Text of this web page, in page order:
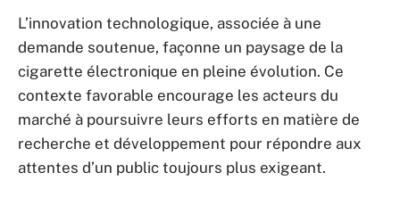
L’innovation technologique, associée à une
demande soutenue, façonne un paysage de la
cigarette électronique en pleine évolution. Ce
contexte favorable encourage les acteurs du
marché à poursuivre leurs efforts en matière de
recherche et développement pour répondre aux
attentes d’un public toujours plus exigeant.